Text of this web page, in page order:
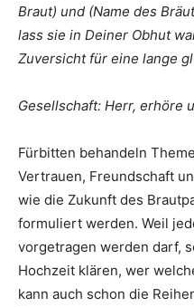
Braut) und (Name des
lass sie in Deiner Obhut
Zuversicht für eine lange
Gesellschaft: Herr, erhöre
Fürbitten behandeln
Vertrauen, Freundschaft
wie die Zukunft des
formuliert werden. Weil
vorgetragen werden darf,
Hochzeit klären, wer
kann auch schon die